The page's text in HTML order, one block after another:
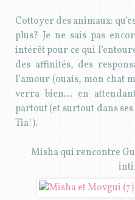
Cottoyer des animaux:
plus? Je ne sais pas
intérêt pour ce qui
des affinités, des
l’amour (ouais, mon chat
verra bien… en
partout (et surtout dans
Tia!).
Misha qui rencontre